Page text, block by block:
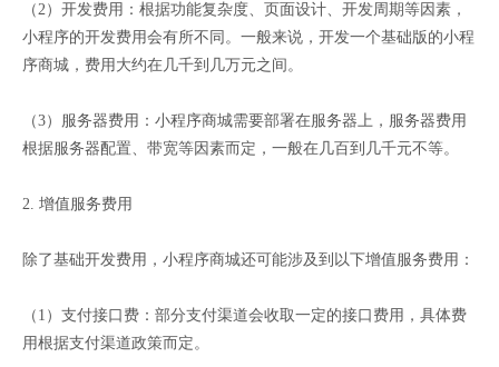
（2）开发费用：根据功能复杂度、页面设计、开发周期等因素，
小程序的开发费用会有所不同。一般来说，开发一个基础版的小程
序商城，费用大约在几千到几万元之间。
（3）服务器费用：小程序商城需要部署在服务器上，服务器费用
根据服务器配置、带宽等因素而定，一般在几百到几千元不等。
2. 增值服务费用
除了基础开发费用，小程序商城还可能涉及到以下增值服务费用：
（1）支付接口费：部分支付渠道会收取一定的接口费用，具体费
用根据支付渠道政策而定。